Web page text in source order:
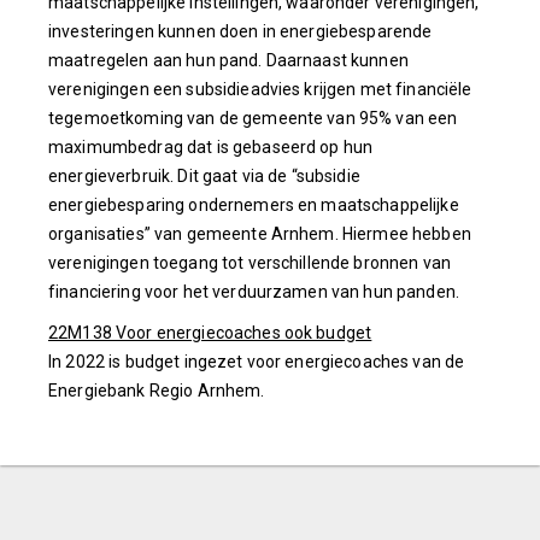
investeringen kunnen doen in energiebesparende
maatregelen aan hun pand. Daarnaast kunnen
verenigingen een subsidieadvies krijgen met financiële
tegemoetkoming van de gemeente van 95% van een
maximumbedrag dat is gebaseerd op hun
energieverbruik. Dit gaat via de “subsidie
energiebesparing ondernemers en maatschappelijke
organisaties” van gemeente Arnhem. Hiermee hebben
verenigingen toegang tot verschillende bronnen van
financiering voor het verduurzamen van hun panden.
22M138 Voor energiecoaches ook budget
In 2022 is budget ingezet voor energiecoaches van de
Energiebank Regio Arnhem.